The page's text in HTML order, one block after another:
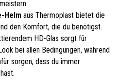
Helmaus Thermoplast bietet die
den Komfort, die du benötigst.
HD-Glas sorgt für
bei allen Bedingungen, während
sorgen, dass du immer